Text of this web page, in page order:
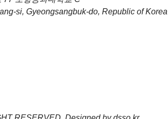
si, Gyeongsangbuk-do, Republic of Korea